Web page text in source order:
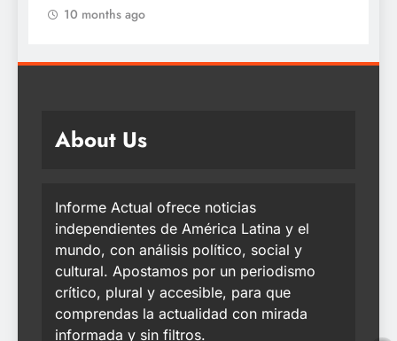
10 months ago
About Us
Informe Actual ofrece noticias
independientes de América Latina y el
mundo, con análisis político, social y
cultural. Apostamos por un periodismo
crítico, plural y accesible, para que
comprendas la actualidad con mirada
informada y sin filtros.